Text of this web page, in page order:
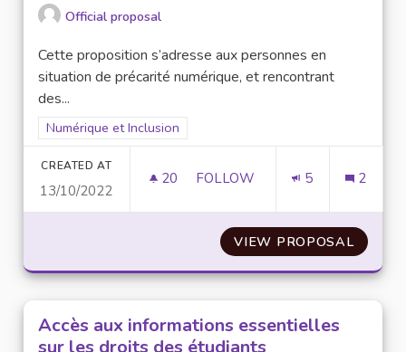
Official proposal
Cette proposition s’adresse aux personnes en
situation de précarité numérique, et rencontrant
des...
Filter results for scope: Numérique et Inclusion
Numérique et Inclusion
CREATED AT
13/10/2022
20 20 FOLLOWERS
FOLLOW 5 2
VIEW PROPOSALMISE
Accès aux informations essentielles
sur les droits des étudiants